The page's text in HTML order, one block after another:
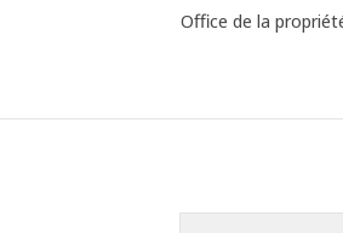
Office de la